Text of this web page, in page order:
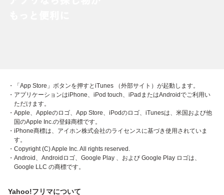
・「App Store」ボタンを押すとiTunes （外部サイト）が起動します。
・アプリケーションはiPhone、iPod touch、iPadまたはAndroidでご利用い
ただけます。
・Apple、Appleのロゴ、App Store、iPodのロゴ、iTunesは、米国および他
国のApple Inc.の登録商標です。
・iPhone商標は、アイホン株式会社のライセンスに基づき使用されていま
す。
・Copyright (C) Apple Inc. All rights reserved.
・Android、Androidロゴ、Google Play 、および Google Play ロゴは、
Google LLC の商標です。
Yahoo!フリマについて